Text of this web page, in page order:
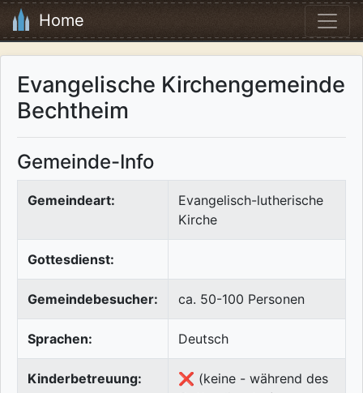
Home
Evangelische Kirchengemeinde
Bechtheim
Gemeinde-Info
Gemeindeart:
Evangelisch-lutherische
Kirche
Gottesdienst:
Gemeindebesucher: ca. 50-100 Personen
Sprachen: Deutsch
Kinderbetreuung:
❌ (keine - während des